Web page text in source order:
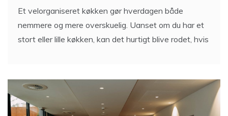
Et velorganiseret køkken gør hverdagen både
nemmere og mere overskuelig. Uanset om du har et
stort eller lille køkken, kan det hurtigt blive rodet, hvis